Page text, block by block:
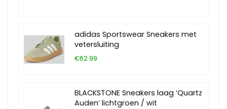
adidas Sportswear Sneakers met
vetersluiting
€62.99
BLACKSTONE Sneakers laag ‘Quartz
Auden’ lichtgroen / wit